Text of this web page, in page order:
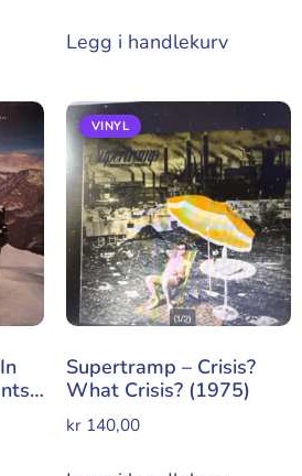
Legg i handlekurv
VINYL
Supertramp – Crisis?
What Crisis? (1975)
kr 140,00